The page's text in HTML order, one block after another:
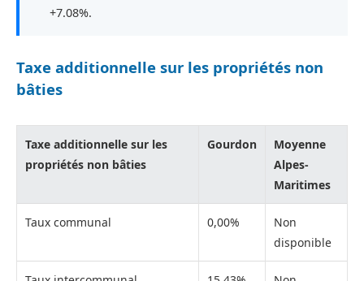
+7.08%.
Taxe additionnelle sur les propriétés non
bâties
Taxe additionnelle sur les
propriétés non bâties
Gourdon
Moyenne
Alpes-
Maritimes
Taux communal 0,00%
Non
disponible